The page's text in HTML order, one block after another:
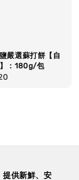
嚴選蘇打餅【自
：180g/包
供新鮮、安